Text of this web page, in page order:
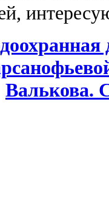
Валькова.